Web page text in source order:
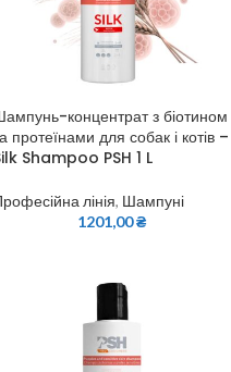
концентрат з біотином
протеїнами для собак і котів –
Shampoo PSH 1 L
лінія, Шампуні
1201,00₴